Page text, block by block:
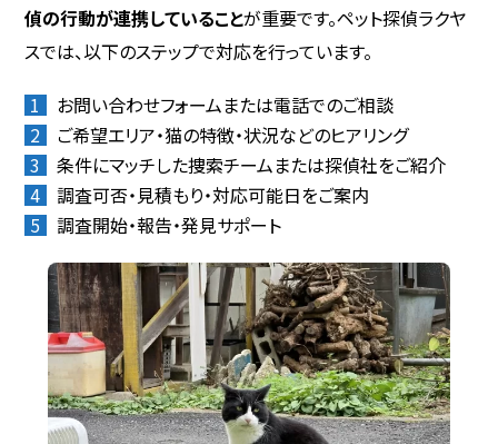
偵の行動が連携していることが重要です。ペット探偵ラクヤ
スでは、以下のステップで対応を行っています。
お問い合わせフォームまたは電話でのご相談
ご希望エリア・猫の特徴・状況などのヒアリング
条件にマッチした捜索チームまたは探偵社をご紹介
調査可否・見積もり・対応可能日をご案内
調査開始・報告・発見サポート